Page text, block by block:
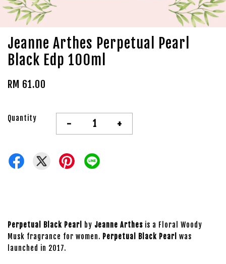
Jeanne Arthes Perpetual Pearl
Black Edp 100ml
RM 61.00
Quantity - +
Perpetual Black Pearl by Jeanne Arthes is a Floral Woody
Musk fragrance for women. Perpetual Black Pearl was
launched in 2017.